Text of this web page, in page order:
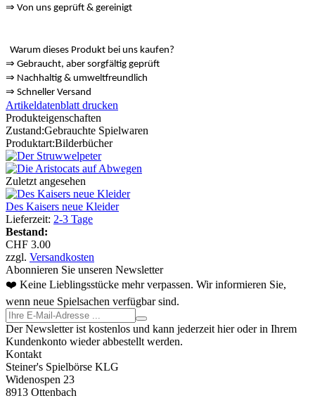
⇒ Von uns geprüft & gereinigt
Warum dieses Produkt bei uns kaufen?
⇒ ️ Gebraucht, aber sorgfältig geprüft
⇒ ️ Nachhaltig & umweltfreundlich
⇒ ️ Schneller Versand
Artikeldatenblatt drucken
Produkteigenschaften
Zustand:Gebrauchte Spielwaren
Produktart:Bilderbücher
Zuletzt angesehen
Des Kaisers neue Kleider
Lieferzeit: 2-3 Tage
Bestand:
CHF 3.00
zzgl. Versandkosten
Abonnieren Sie unseren Newsletter
❤️ Keine Lieblingsstücke mehr verpassen. Wir informieren Sie,
wenn neue Spielsachen verfügbar sind.
Der Newsletter ist kostenlos und kann jederzeit hier oder in Ihrem
Kundenkonto wieder abbestellt werden.
Kontakt
Steiner's Spielbörse KLG
Widenospen 23
8913 Ottenbach